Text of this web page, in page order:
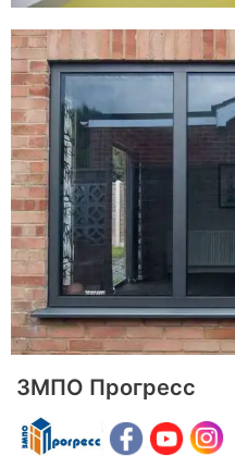
ЗМПО Прогресс